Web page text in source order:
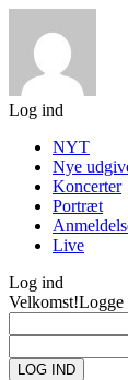
Log ind
NYT
Nye
Koncerter
Portræt
Live
Log ind
Velkomst!Logge